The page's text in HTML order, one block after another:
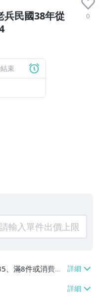
兵民國38年從
0
束
、滿8件或消費滿
號【單件運費$3
運費】